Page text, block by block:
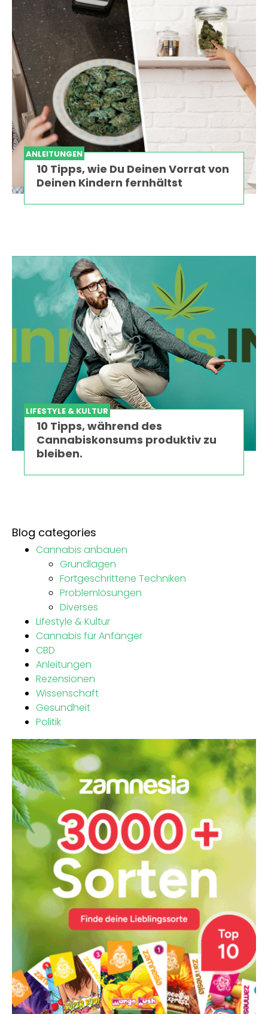
ANLEITUNGEN
10 Tipps, wie Du Deinen Vorrat von
Deinen Kindern fernhältst
LIFESTYLE & KULTUR
10 Tipps, während des
Cannabiskonsums produktiv zu
bleiben.
Blog categories
Cannabis anbauen
Grundlagen
Fortgeschrittene Techniken
Problemlösungen
Diverses
Lifestyle & Kultur
Cannabis für Anfänger
CBD
Anleitungen
Rezensionen
Wissenschaft
Gesundheit
Politik